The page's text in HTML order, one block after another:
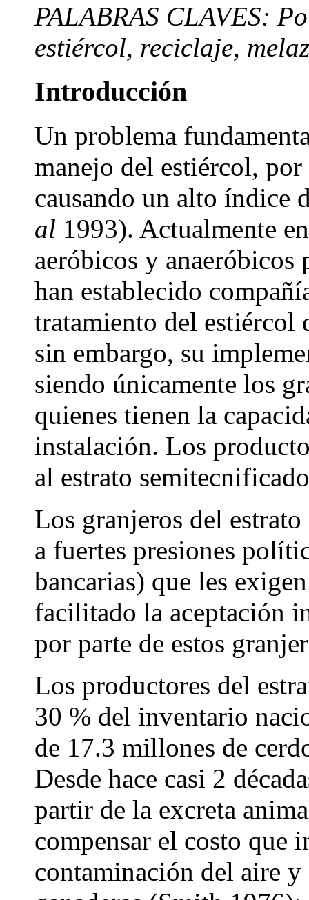
PALABRAS CLAVES:
estiércol, reciclaje,
Introducción
Un problema
manejo del estiércol,
causando un alto índice
al 1993). Actualmente
aeróbicos y anaeróbicos
han establecido
tratamiento del
sin embargo, su
siendo únicamente los
quienes tienen la
instalación. Los
al estrato
Los granjeros del
a fuertes presiones
bancarias) que les
facilitado la aceptación
por parte de estos
Los productores del
30 % del inventario
de 17.3 millones de
Desde hace casi 2
partir de la excreta
compensar el costo que
contaminación del aire y